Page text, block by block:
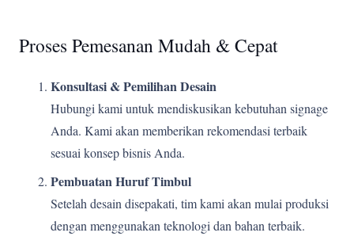
Proses Pemesanan Mudah & Cepat
Konsultasi & Pemilihan Desain
Hubungi kami untuk mendiskusikan kebutuhan signage
Anda. Kami akan memberikan rekomendasi terbaik
sesuai konsep bisnis Anda.
Pembuatan Huruf Timbul
Setelah desain disepakati, tim kami akan mulai produksi
dengan menggunakan teknologi dan bahan terbaik.